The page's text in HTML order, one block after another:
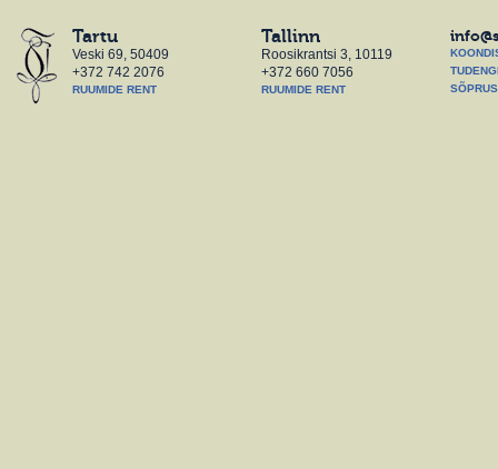
Tartu
Veski 69, 50409
+372 742 2076
RUUMIDE RENT
Tallinn
Roosikrantsi 3, 10119
+372 660 7056
RUUMIDE RENT